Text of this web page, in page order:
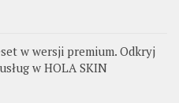
w wersji premium. Odkryj
w HOLA SKIN